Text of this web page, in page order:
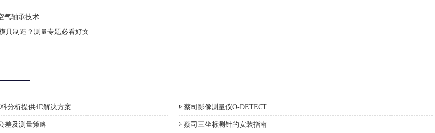
气轴承技术
具制造？测量专题必看好文
分析提供4D解决方案 蔡司影像测量仪O-DETECT
差及测量策略 蔡司三坐标测针的安装指南